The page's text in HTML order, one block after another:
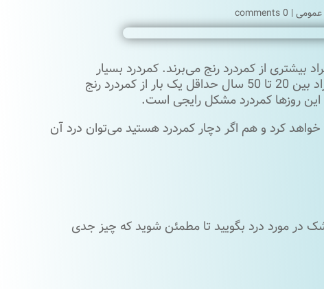
|
0 comments
بیشتری از کمردرد رنج می‌برند. کمردرد بسیار
ناراحت‌کننده است و به راحتی می‌تواند زندگی فرد را مختل کند.اکثر افراد بین 20 تا 50 سال حداقل یک بار از کمردرد رنج
این روزها کمردرد مشکل رایجی است.
کرد و هم اگر دچار کمردرد هستید می‌توان درد آن
در مورد درد بگویید تا مطمئن شوید که چیز جدی